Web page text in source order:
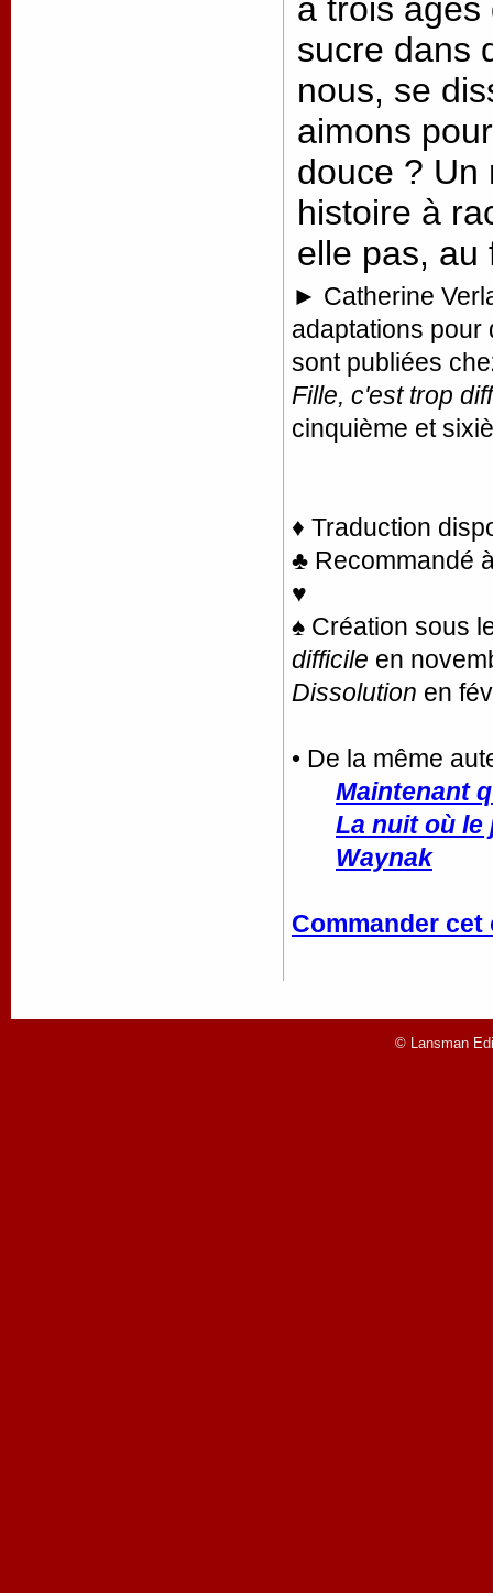
à trois âges
sucre dans
nous, se
aimons
douce ? Un
histoire à
elle pas,
► Catherine
adaptations pour
sont publiées
Fille, c'est trop
cinquième et
♦ Traduction
♣ Recommandé
♥
♠ Création sous
difficile en
Dissolution en
• De la même
Maintenant
La nuit où le
Waynak
Commander cet
© Lansman